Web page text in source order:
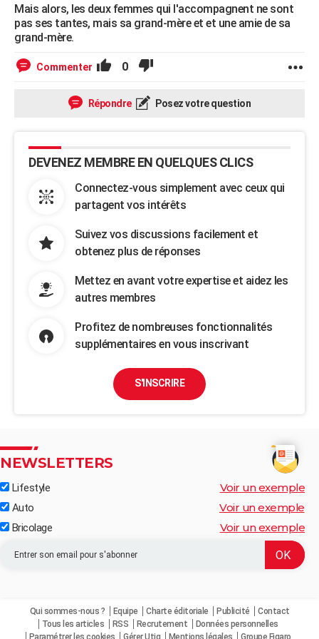
Mais alors, les deux femmes qui l'accompagnent ne sont
pas ses tantes, mais sa grand-mère et et une amie de sa
grand-mère.
Commenter 0
Répondre Posez votre question
DEVENEZ MEMBRE EN QUELQUES CLICS
Connectez-vous simplement avec ceux qui
partagent vos intérêts
Suivez vos discussions facilement et
obtenez plus de réponses
Mettez en avant votre expertise et aidez les
autres membres
Profitez de nombreuses fonctionnalités
supplémentaires en vous inscrivant
S'INSCRIRE
NEWSLETTERS
Lifestyle Voir un exemple
Auto Voir un exemple
Bricolage Voir un exemple
Qui sommes-nous ? Equipe Charte éditoriale Publicité
Contact
Tous les articles
RSS Recrutement
Données personnelles
Paramétrer les cookies
Gérer Utiq Mentions légales Groupe Figaro